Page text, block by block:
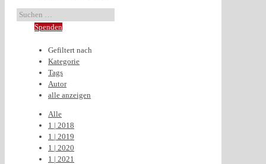
Spenden
Gefiltert nach
Kategorie
Tags
Autor
alle anzeigen
Alle
1 | 2018
1 | 2019
1 | 2020
1 | 2021